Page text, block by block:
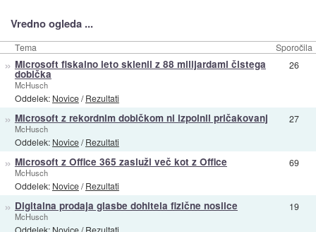
Vredno ogleda ...
Tema Sporočila
» Microsoft fiskalno leto sklenil z 88 milijardami čistega
dobička
McHusch
Oddelek: Novice/Rezultati
26
» Microsoft z rekordnim dobičkom ni izpolnil pričakovanj
McHusch
Oddelek: Novice/Rezultati
27
» Microsoft z Office 365 zasluži več kot z Office
McHusch
Oddelek: Novice/Rezultati
69
» Digitalna prodaja glasbe dohitela fizične nosilce
McHusch
19